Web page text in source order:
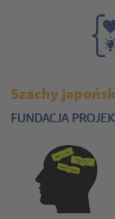
Szachy
FUNDACJA